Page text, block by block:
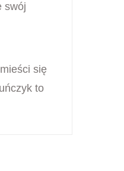
swój
się
to